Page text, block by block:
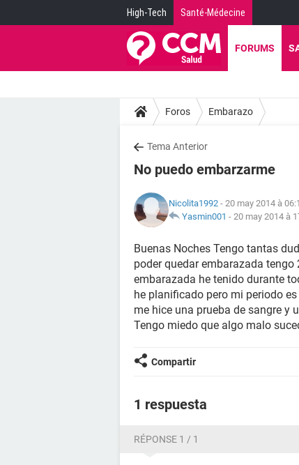
High-Tech Santé-Médecine
FORUMS
Foros Embarazo
Tema Anterior
No puedo embarzarme
Nicolita1992 - 20 may 2014 à
Yasmin001 - 20 may 2014 à
Buenas Noches Tengo tantas
poder quedar embarazada
embarazada he tenido durante
he planificado pero mi periodo
me hice una prueba de sangre y
Tengo miedo que algo malo
Compartir
1 respuesta
RÉPONSE 1 / 1